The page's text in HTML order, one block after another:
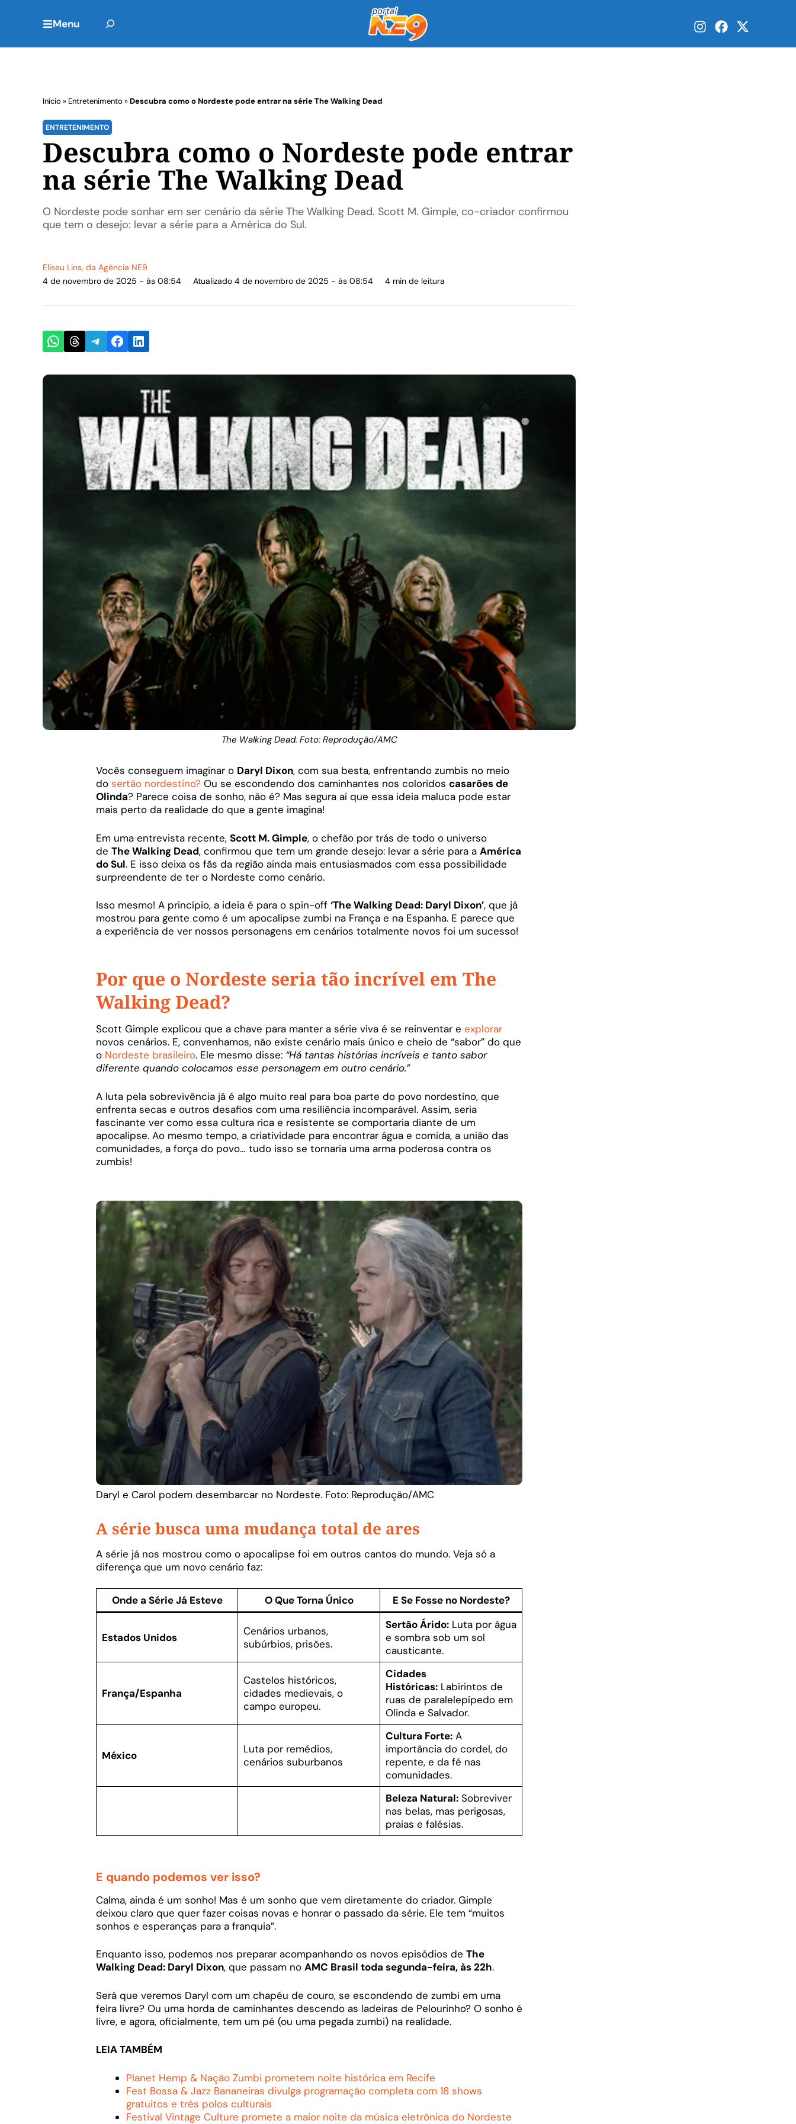
Menu
Início » Entretenimento »Descubra como o Nordeste pode entrar na série The Walking Dead
ENTRETENIMENTO
Descubra como o Nordeste pode entrar
na série The Walking Dead
O Nordeste pode sonhar em ser cenário da série The Walking Dead. Scott M. Gimple, co-criador confirmou
que tem o desejo: levar a série para a América do Sul.
Eliseu Lins, da Agência NE9
4 de novembro de 2025 - às 08:54
Atualizado 4 de novembro de 2025 - às 08:54 4 min de leitura
Share on WhatsApp
Share on Threads
Share on Telegram
Share on Facebook
Share on LinkedIn
The Walking Dead. Foto: Reprodução/AMC
Vocês conseguem imaginar o Daryl Dixon, com sua besta, enfrentando zumbis no meio
do sertão nordestino? Ou se escondendo dos caminhantes nos coloridos casarões de
Olinda? Parece coisa de sonho, não é? Mas segura aí que essa ideia maluca pode estar
mais perto da realidade do que a gente imagina!
Em uma entrevista recente, Scott M. Gimple, o chefão por trás de todo o universo
de The Walking Dead, confirmou que tem um grande desejo: levar a série para a América
do Sul. E isso deixa os fãs da região ainda mais entusiasmados com essa possibilidade
surpreendente de ter o Nordeste como cenário.
Isso mesmo! A princípio, a ideia é para o spin-off ‘The Walking Dead: Daryl Dixon’, que já
mostrou para gente como é um apocalipse zumbi na França e na Espanha. E parece que
a experiência de ver nossos personagens em cenários totalmente novos foi um sucesso!
Por que o Nordeste seria tão incrível em The
Walking Dead?
Scott Gimple explicou que a chave para manter a série viva é se reinventar e explorar
novos cenários. E, convenhamos, não existe cenário mais único e cheio de “sabor” do que
o Nordeste brasileiro. Ele mesmo disse: “Há tantas histórias incríveis e tanto sabor
diferente quando colocamos esse personagem em outro cenário.”
A luta pela sobrevivência já é algo muito real para boa parte do povo nordestino, que
enfrenta secas e outros desafios com uma resiliência incomparável. Assim, seria
fascinante ver como essa cultura rica e resistente se comportaria diante de um
apocalipse. Ao mesmo tempo, a criatividade para encontrar água e comida, a união das
comunidades, a força do povo… tudo isso se tornaria uma arma poderosa contra os
zumbis!
Daryl e Carol podem desembarcar no Nordeste. Foto: Reprodução/AMC
A série busca uma mudança total de ares
A série já nos mostrou como o apocalipse foi em outros cantos do mundo. Veja só a
diferença que um novo cenário faz:
Onde a Série Já Esteve O Que Torna Único E Se Fosse no Nordeste?
Estados Unidos
Cenários urbanos,
subúrbios, prisões.
Sertão Árido:Luta por água
e sombra sob um sol
causticante.
França/Espanha
Castelos históricos,
cidades medievais, o
campo europeu.
Cidades
Históricas:Labirintos de
ruas de paralelepípedo em
Olinda e Salvador.
México
Luta por remédios,
cenários suburbanos
Cultura Forte:A
importância do cordel, do
repente, e da fé nas
comunidades.
Beleza Natural:Sobreviver
nas belas, mas perigosas,
praias e falésias.
E quando podemos ver isso?
Calma, ainda é um sonho! Mas é um sonho que vem diretamente do criador. Gimple
deixou claro que quer fazer coisas novas e honrar o passado da série. Ele tem “muitos
sonhos e esperanças para a franquia”.
Enquanto isso, podemos nos preparar acompanhando os novos episódios de The
Walking Dead: Daryl Dixon, que passam no AMC Brasil toda segunda-feira, às 22h.
Será que veremos Daryl com um chapéu de couro, se escondendo de zumbi em uma
feira livre? Ou uma horda de caminhantes descendo as ladeiras de Pelourinho? O sonho é
livre, e agora, oficialmente, tem um pé (ou uma pegada zumbi) na realidade.
LEIA TAMBÉM
Planet Hemp & Nação Zumbi prometem noite histórica em Recife
Fest Bossa & Jazz Bananeiras divulga programação completa com 18 shows
gratuitos e três polos culturais
Festival Vintage Culture promete a maior noite da música eletrônica do Nordeste